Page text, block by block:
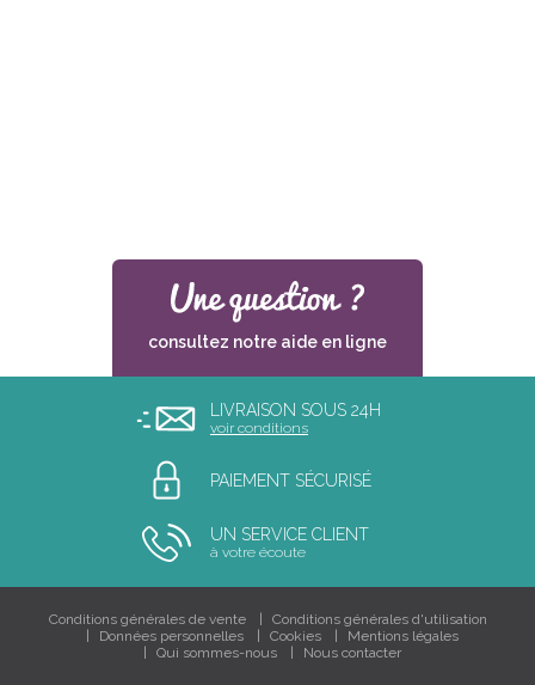
LIVRAISON SOUS 24H
voir conditions
PAIEMENT SÉCURISÉ
UN SERVICE CLIENT
à votre écoute
consultez notre aide en ligne
Conditions générales de vente
Conditions générales d'utilisation
Données personnelles
Cookies
Mentions légales
Qui sommes-nous
Nous contacter